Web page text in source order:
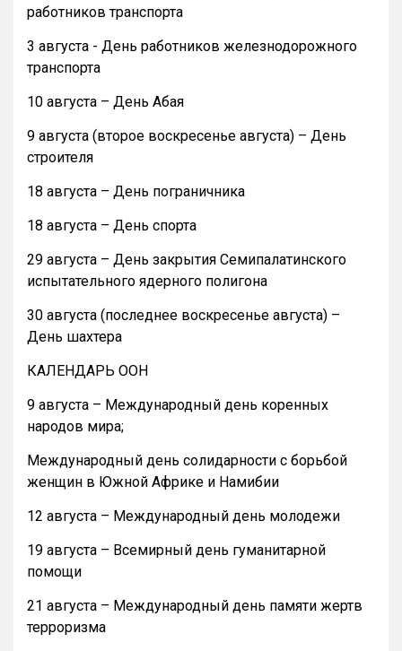
работников транспорта
3 августа - День работников железнодорожного
транспорта
10 августа – День Абая
9 августа (второе воскресенье августа) – День
строителя
18 августа – День пограничника
18 августа – День спорта
29 августа – День закрытия Семипалатинского
испытательного ядерного полигона
30 августа (последнее воскресенье августа) –
День шахтера
КАЛЕНДАРЬ ООН
9 августа – Международный день коренных
народов мира;
Международный день солидарности с борьбой
женщин в Южной Африке и Намибии
12 августа – Международный день молодежи
19 августа – Всемирный день гуманитарной
помощи
21 августа – Международный день памяти жертв
терроризма